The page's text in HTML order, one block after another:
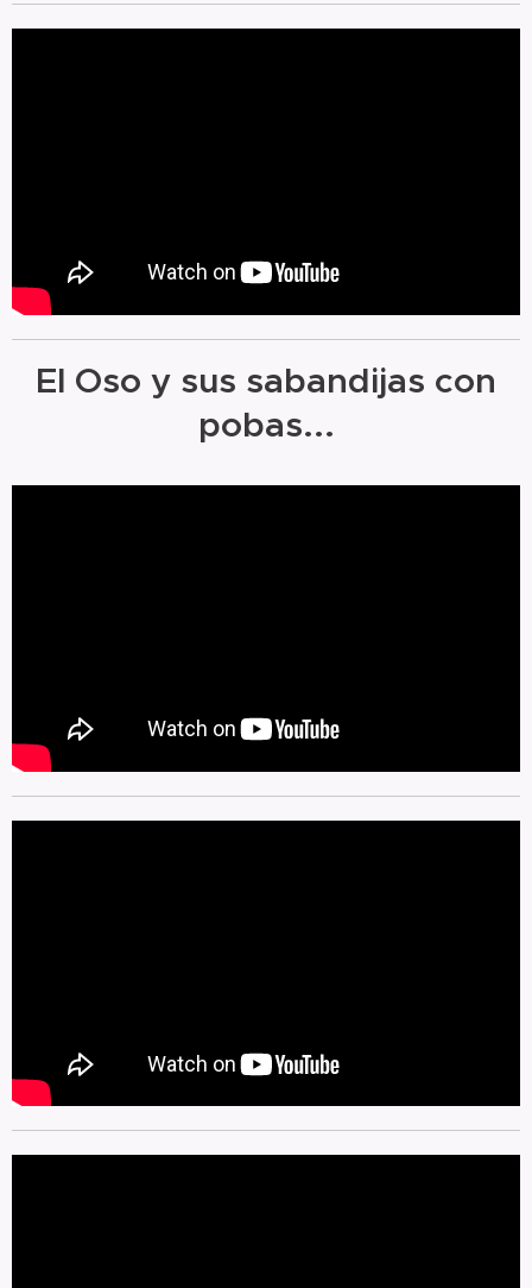
El Oso y sus sabandijas con
pobas...